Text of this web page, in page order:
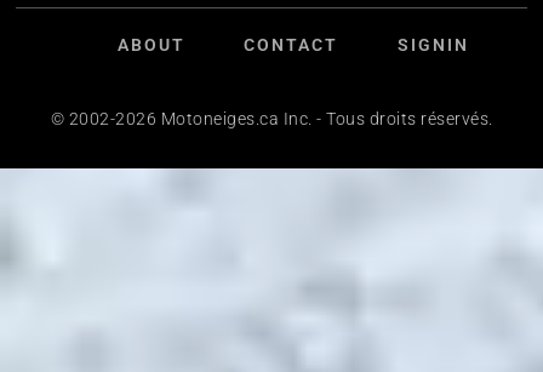
ABOUT CONTACT SIGNIN
© 2002-2026 Motoneiges.ca Inc. - Tous droits réservés.